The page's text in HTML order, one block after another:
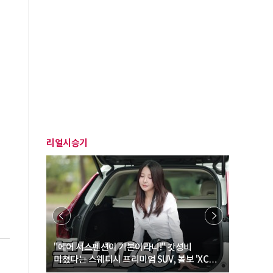
리얼시승기
"에어 서스펜션이 기본이라니!" 갓성비
미쳤다는 스웨디시 프리미엄 SUV, 볼보 'XC60